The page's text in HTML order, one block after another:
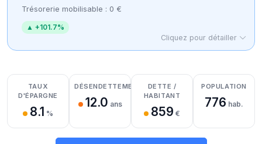
Trésorerie mobilisable : 0 €
▲ +101.7%
Cliquez pour détailler
Détail des recettes
Détail des dépenses
Détail de la trésorerie
TAUX
D'ÉPARGNE
8.1 %
DÉSENDETTEMENT
12.0 ans
DETTE /
HABITANT
859 €
POPULATION
776 hab.